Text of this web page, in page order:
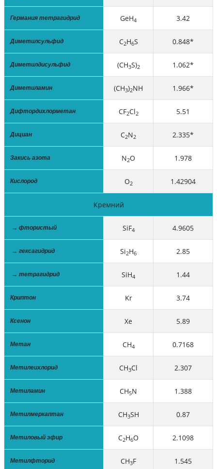
Германия тетрагидрид GeH4 3.42
Диметилсульфид C2H6S 0.848*
Диметилдисульфид (CH3S)2 1.062*
Диметиламин (CH3)2NH 1.966*
Дифтордихлорметан CF2Cl2 5.51
Дициан C2N2 2.335*
Закись азота N2O 1.978
Кислород O2 1.42904
Кремний
→ фтористый SiF4 4.9605
→ гексагидрид Si2H6 2.85
→ тетрагидрид SiH4 1.44
Криптон Kr 3.74
Ксенон Xe 5.89
Метан CH4 0.7168
Метилеихлорид CH3Cl 2.307
Метиламин CH5N 1.388
Метилмеркаптан CH3SH 0.87
Метиловый эфир C2H6O 2.1098
Метилфторид CH3F 1.545